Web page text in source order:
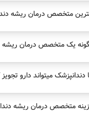
متخصص درمان ریشه
یک متخصص درمان ریشه
دندانپزشک میتواند دارو
متخصص درمان ریشه